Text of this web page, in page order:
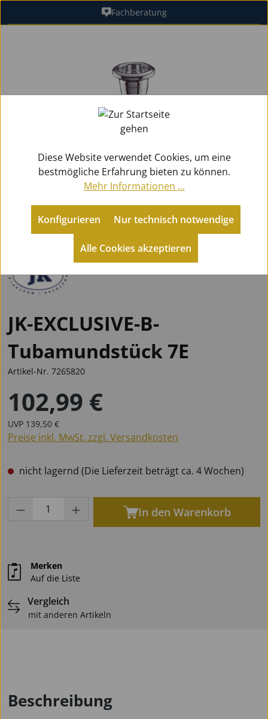
Zum Hauptinhalt springenFachberatung
Mundstücke Blech
JK-EXCLUSIVE-B-
Tubamundstück 7E
Artikel-Nr. 7265820
Regulärer Preis:
102,99 €
UVP Regulärer Preis:
139,50 €
Preise inkl. MwSt. zzgl. Versandkosten
nicht lagernd (Die Lieferzeit beträgt ca. 4 Wochen)
Produkt Anzahl: Gib den gewünschten
In den Warenkorb
Merken
Auf die Liste
Vergleich
mit anderen Artikeln
Beschreibung
Diese Website verwendet Cookies, um eine
bestmögliche Erfahrung bieten zu können.
Mehr Informationen ...
Konfigurieren
Alle Cookies akzeptieren
Nur technisch notwendige